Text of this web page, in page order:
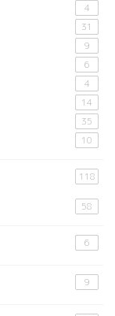
4
31
9
6
4
14
35
10
118
58
6
9